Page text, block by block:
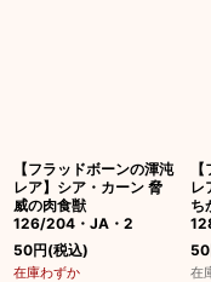
【フラッドボーンの渾沌
レア】シア・カーン 脅
威の肉食獣
126/204・JA・2
50円(税込)
在庫わずか
レ
ち
50
在